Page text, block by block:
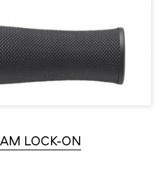
LOCK-ON